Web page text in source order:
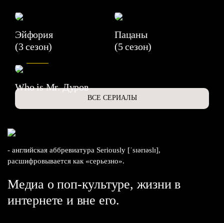
Эйфория
(3 сезон)
Пацаны
(5 сезон)
Who is Mr. Дуров
ВСЕ СЕРИАЛЫ
- английская аббревиатура Seriously [ˈsɪərɪəslɪ],
расшифровывается как «серьезно».
Медиа о поп-культуре, жизни в
интернете и вне его.